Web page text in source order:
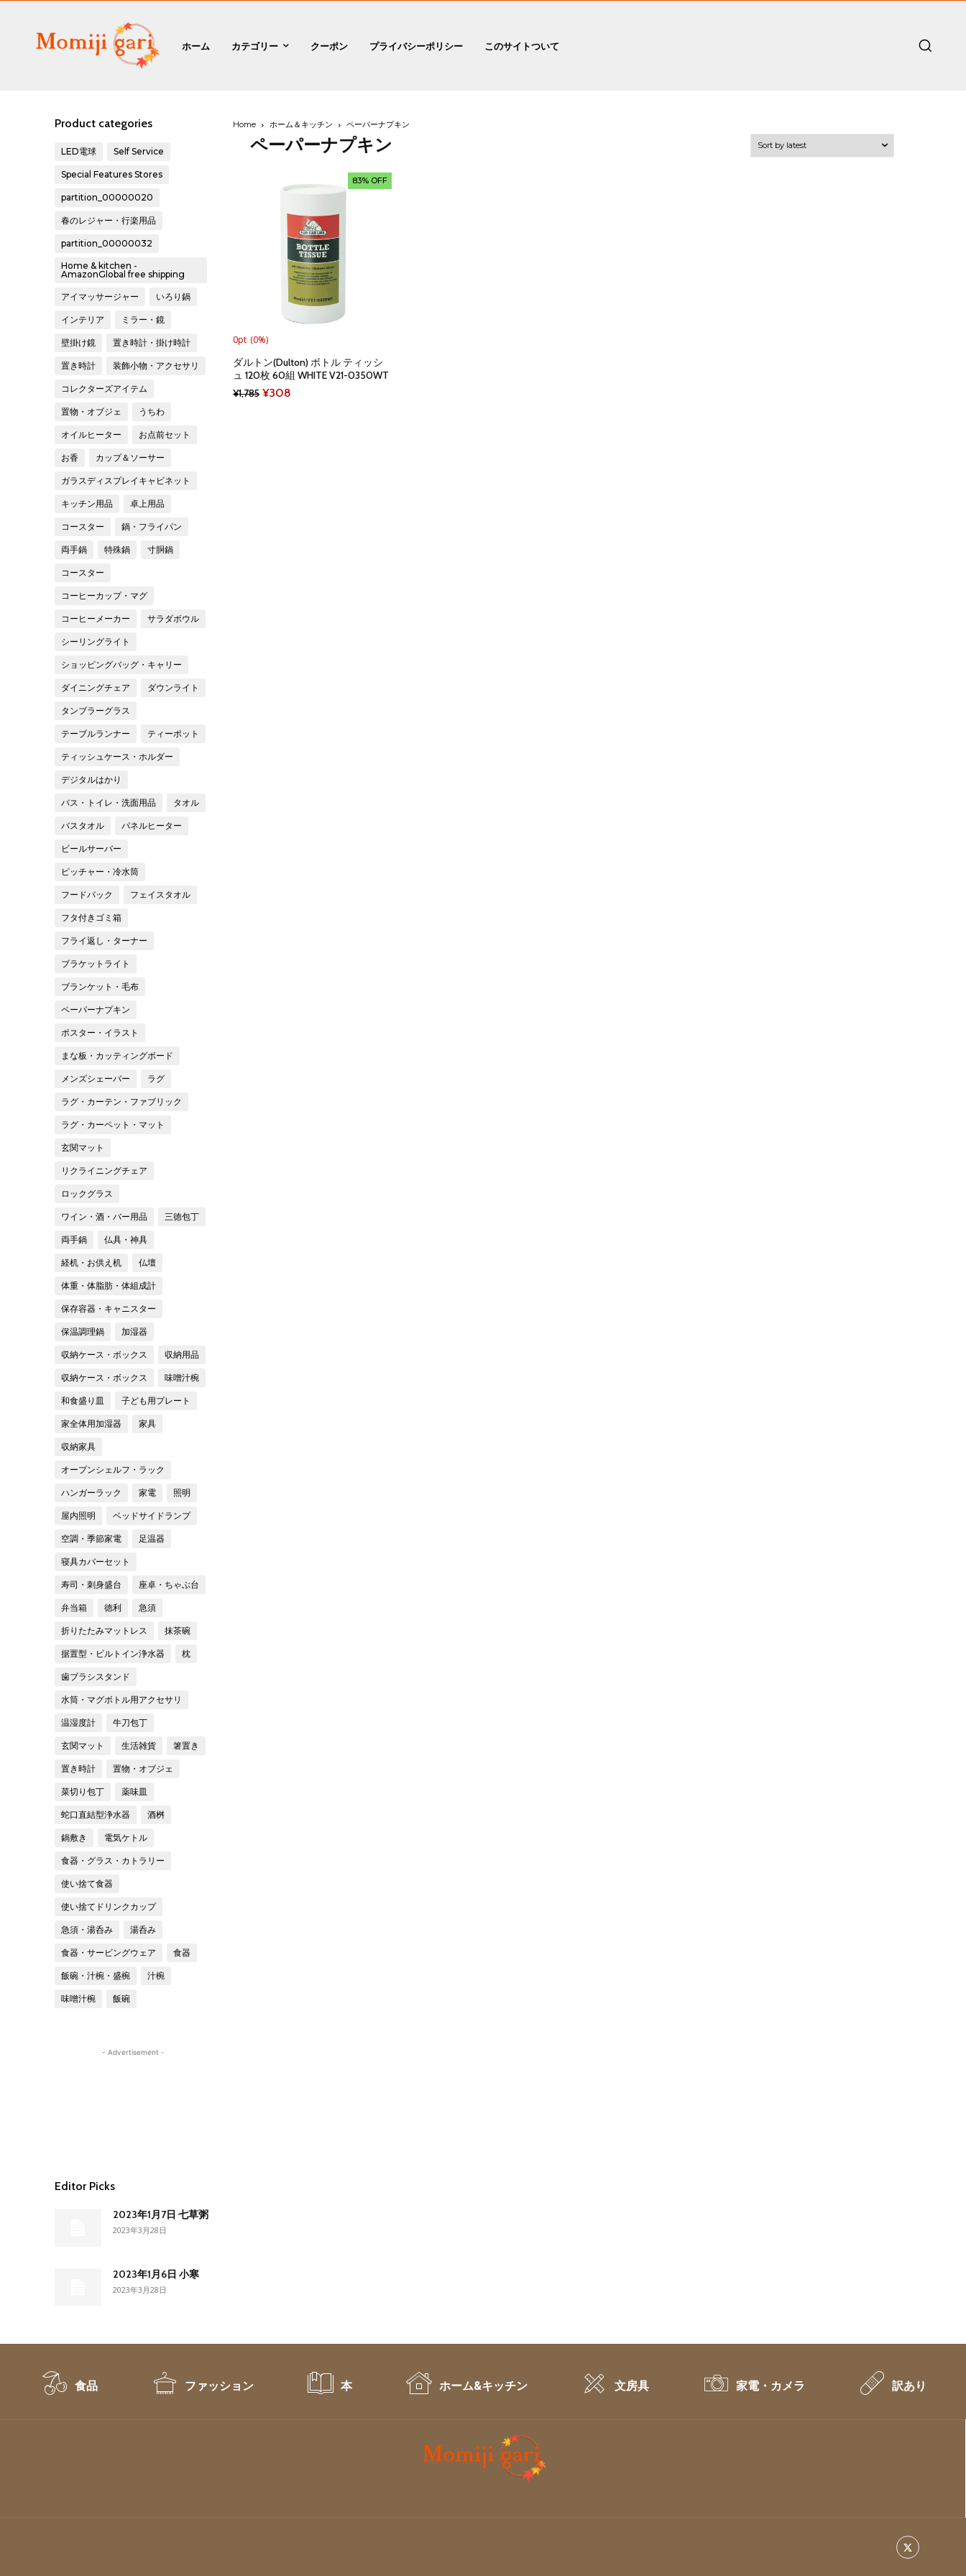
ホーム カテゴリー クーポン プライバシーポリシー このサイトついて
Product categories
LED電球 Self Service
Special Features Stores
partition_00000020
春のレジャー・行楽用品
partition_00000032
Home & kitchen -
AmazonGlobal free shipping
アイマッサージャー いろり鍋
インテリア ミラー・鏡
壁掛け鏡 置き時計・掛け時計
置き時計 装飾小物・アクセサリ
コレクターズアイテム
置物・オブジェ うちわ
オイルヒーター お点前セット
お香 カップ＆ソーサー
ガラスディスプレイキャビネット
キッチン用品 卓上用品
コースター 鍋・フライパン
両手鍋 特殊鍋 寸胴鍋
コースター
コーヒーカップ・マグ
コーヒーメーカー サラダボウル
シーリングライト
ショッピングバッグ・キャリー
ダイニングチェア ダウンライト
タンブラーグラス
テーブルランナー ティーポット
ティッシュケース・ホルダー
デジタルはかり
バス・トイレ・洗面用品 タオル
バスタオル パネルヒーター
ビールサーバー
ピッチャー・冷水筒
フードパック フェイスタオル
フタ付きゴミ箱
フライ返し・ターナー
ブラケットライト
ブランケット・毛布
ペーパーナプキン
ポスター・イラスト
まな板・カッティングボード
メンズシェーバー ラグ
ラグ・カーテン・ファブリック
ラグ・カーペット・マット
玄関マット
リクライニングチェア
ロックグラス
ワイン・酒・バー用品 三徳包丁
両手鍋 仏具・神具
経机・お供え机 仏壇
体重・体脂肪・体組成計
保存容器・キャニスター
保温調理鍋 加湿器
収納ケース・ボックス 収納用品
収納ケース・ボックス 味噌汁椀
和食盛り皿 子ども用プレート
家全体用加湿器 家具
収納家具
オープンシェルフ・ラック
ハンガーラック 家電 照明
屋内照明 ベッドサイドランプ
空調・季節家電 足温器
寝具カバーセット
寿司・刺身盛台 座卓・ちゃぶ台
弁当箱 徳利 急須
折りたたみマットレス 抹茶碗
据置型・ビルトイン浄水器 枕
歯ブラシスタンド
水筒・マグボトル用アクセサリ
温湿度計 牛刀包丁
玄関マット 生活雑貨 箸置き
置き時計 置物・オブジェ
菜切り包丁 薬味皿
蛇口直結型浄水器 酒桝
鍋敷き 電気ケトル
食器・グラス・カトラリー
使い捨て食器
使い捨てドリンクカップ
急須・湯呑み 湯呑み
食器・サービングウェア 食器
飯碗・汁椀・盛椀 汁椀
味噌汁椀 飯碗
- Advertisement -
Editor Picks
2023年1月7日 七草粥
2023年3月28日
2023年1月6日 小寒
2023年3月28日
Home ホーム＆キッチン ペーパーナプキン
ペーパーナプキン
83% OFF
0pt (0%)
ダルトン(Dulton) ボトル ティッシ
ュ 120枚 60組 WHITE V21-0350WT
¥1,785 Original
¥308
食品 ファッション 本 ホーム&キッチン 文房具 家電・カメラ 訳あり